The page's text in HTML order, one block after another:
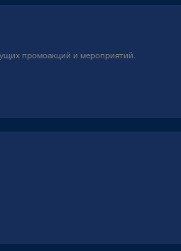
промоакций и мероприятий.